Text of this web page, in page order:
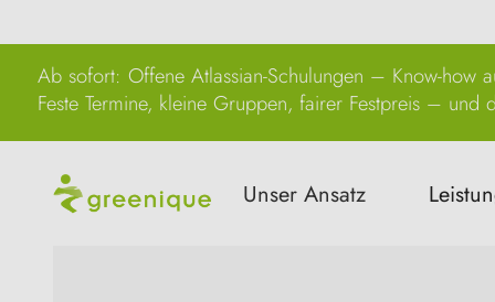
Ab sofort: Offene Atlassian-Schulungen – Know-how
Feste Termine, kleine Gruppen, fairer Festpreis – und
Unser Ansatz